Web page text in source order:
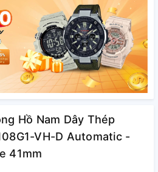
Hồ Nam Dây Thép
VH-D Automatic -
41mm